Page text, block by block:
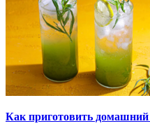
Как приготовить домашний